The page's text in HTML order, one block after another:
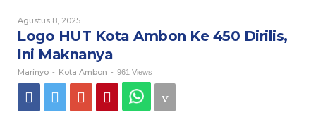
Ke
Ini
Maknanya
Agustus 8, 2025
Marinyo
Logo HUT Kota Ambon Ke 450 Dirilis,
Ini Maknanya
Marinyo - Kota Ambon - 961 Views